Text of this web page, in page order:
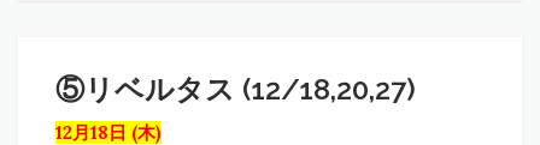
⑤リベルタス (12/18,20,27)
12月18日 (木)